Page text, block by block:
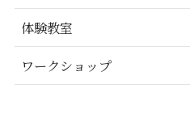
体験教室
ワークショップ